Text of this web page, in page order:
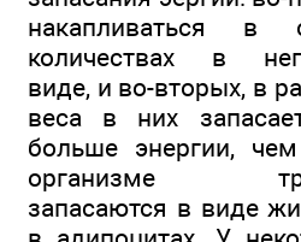
накапливаться в
количествах в
виде, и во-вторых, в
веса в них
больше энергии,
организме
запасаются в виде